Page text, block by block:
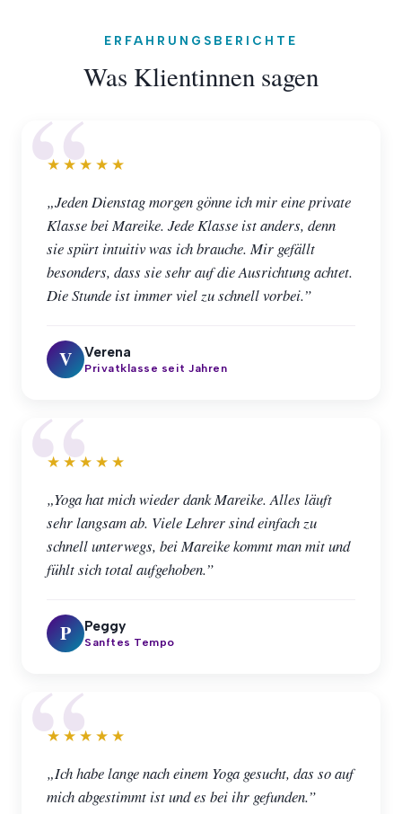
ERFAHRUNGSBERICHTE
Was Klientinnen sagen
★★★★★
„Jeden Dienstag morgen gönne ich mir eine private
Klasse bei Mareike. Jede Klasse ist anders, denn
sie spürt intuitiv was ich brauche. Mir gefällt
besonders, dass sie sehr auf die Ausrichtung achtet.
Die Stunde ist immer viel zu schnell vorbei.”
V Verena
Privatklasse seit Jahren
★★★★★
„Yoga hat mich wieder dank Mareike. Alles läuft
sehr langsam ab. Viele Lehrer sind einfach zu
schnell unterwegs, bei Mareike kommt man mit und
fühlt sich total aufgehoben.”
P Peggy
Sanftes Tempo
★★★★★
„Ich habe lange nach einem Yoga gesucht, das so auf
mich abgestimmt ist und es bei ihr gefunden.”